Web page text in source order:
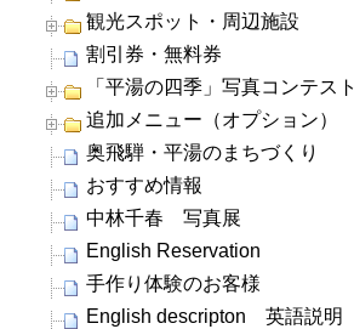
観光スポット・周辺施設
割引券・無料券
「平湯の四季」写真コンテスト
追加メニュー（オプション）
奥飛騨・平湯のまちづくり
おすすめ情報
中林千春 写真展
English Reservation
手作り体験のお客様
English descripton 英語説明